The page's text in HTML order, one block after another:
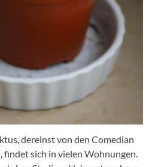
dereinst von den Comedian
findet sich in vielen Wohnungen.